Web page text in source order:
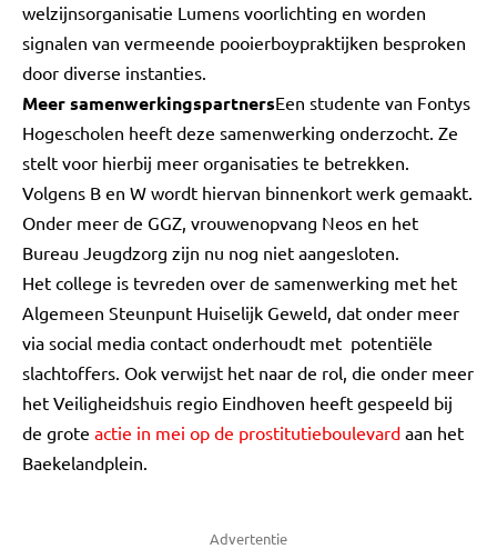
welzijnsorganisatie Lumens voorlichting en worden
signalen van vermeende pooierboypraktijken besproken
door diverse instanties.
Meer samenwerkingspartnersEen studente van Fontys
Hogescholen heeft deze samenwerking onderzocht. Ze
stelt voor hierbij meer organisaties te betrekken.
Volgens B en W wordt hiervan binnenkort werk gemaakt.
Onder meer de GGZ, vrouwenopvang Neos en het
Bureau Jeugdzorg zijn nu nog niet aangesloten.
Het college is tevreden over de samenwerking met het
Algemeen Steunpunt Huiselijk Geweld, dat onder meer
via social media contact onderhoudt met potentiële
slachtoffers. Ook verwijst het naar de rol, die onder meer
het Veiligheidshuis regio Eindhoven heeft gespeeld bij
de grote actie in mei op de prostitutieboulevard aan het
Baekelandplein.
Advertentie